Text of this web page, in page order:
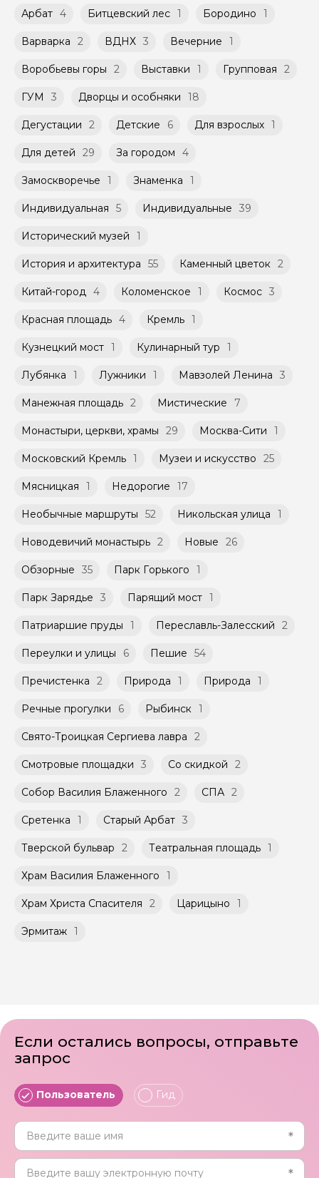
Оплата многодневного тура происходит
при наличии такой возможности,
заключенного между Организатором и
к Оферте Сервиса.
Способы оплаты на сайте: Картой
российского банка можно оплатить любую
Помимо Вас, на групповой экскурсии могут
быть незнакомые для Вас люди.
Мини-группы проводятся на тех же
условиях, что и групповые, но с количество
участников ограничено (группа может быть
Арбат 4 Битцевский лес 1 Бородино 1
Варварка 2 ВДНХ 3 Вечерние 1
Воробьевы горы 2 Выставки 1 Групповая 2
ГУМ 3 Дворцы и особняки 18
Дегустации 2 Детские 6 Для взрослых 1
Для детей 29 За городом 4
Замоскворечье 1 Знаменка 1
Индивидуальная 5 Индивидуальные 39
Исторический музей 1
История и архитектура 55 Каменный цветок 2
Китай-город 4 Коломенское 1 Космос 3
Красная площадь 4 Кремль 1
Кузнецкий мост 1 Кулинарный тур 1
Лубянка 1 Лужники 1 Мавзолей Ленина 3
Манежная площадь 2 Мистические 7
Монастыри, церкви, храмы 29 Москва-Сити 1
Московский Кремль 1 Музеи и искусство 25
Мясницкая 1 Недорогие 17
Необычные маршруты 52 Никольская улица 1
Новодевичий монастырь 2 Новые 26
Обзорные 35 Парк Горького 1
Парк Зарядье 3 Парящий мост 1
Патриаршие пруды 1 Переславль-Залесский 2
Переулки и улицы 6 Пешие 54
Пречистенка 2 Природа 1 Природа 1
Речные прогулки 6 Рыбинск 1
Свято-Троицкая Сергиева лавра 2
Смотровые площадки 3 Со скидкой 2
Собор Василия Блаженного 2 СПА 2
Сретенка 1 Старый Арбат 3
Тверской бульвар 2 Театральная площадь 1
Храм Василия Блаженного 1
Храм Христа Спасителя 2 Царицыно 1
Эрмитаж 1
Если остались вопросы, отправьте
запрос
Пользователь Гид